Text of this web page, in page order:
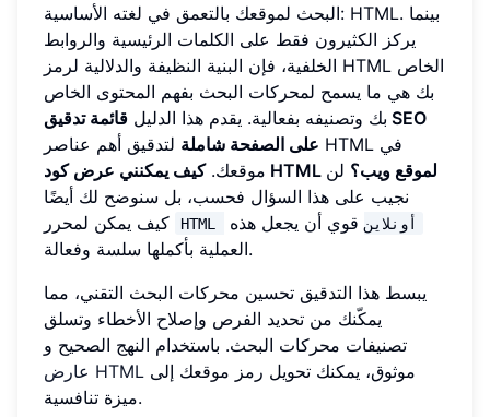
البحث لموقعك بالتعمق في لغته الأساسية: HTML. بينما
يركز الكثيرون فقط على الكلمات الرئيسية والروابط
الخلفية، فإن البنية النظيفة والدلالية لرمز HTML الخاص
بك هي ما يسمح لمحركات البحث بفهم المحتوى الخاص
بك وتصنيفه بفعالية. يقدم هذا الدليل قائمة تدقيق SEO
على الصفحة شاملة لتدقيق أهم عناصر HTML في
موقعك.
كيف يمكنني عرض كود HTML لموقع ويب؟ لن
نجيب على هذا السؤال فحسب، بل سنوضح لك أيضًا
HTML أونلاينقوي أن يجعل هذه
العملية بأكملها سلسة وفعالة.
يبسط هذا التدقيق تحسين محركات البحث التقني، مما
يمكّنك من تحديد الفرص وإصلاح الأخطاء وتسلق
تصنيفات محركات البحث. باستخدام النهج الصحيح و
عارض HTML
ميزة تنافسية.